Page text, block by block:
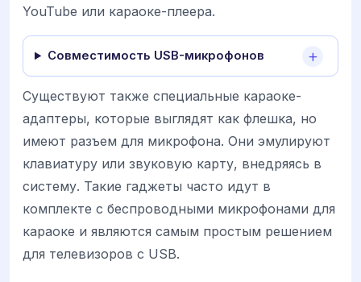
YouTube или караоке-плеера.
Совместимость USB-микрофонов
Существуют также специальные караоке-
адаптеры, которые выглядят как флешка, но
имеют разъем для микрофона. Они эмулируют
клавиатуру или звуковую карту, внедряясь в
систему. Такие гаджеты часто идут в
комплекте с беспроводными микрофонами для
караоке и являются самым простым решением
для телевизоров с USB.